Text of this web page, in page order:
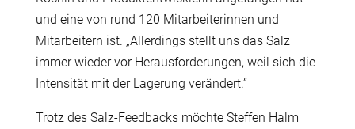
und eine von rund 120 Mitarbeiterinnen und
Mitarbeitern ist. „Allerdings stellt uns das Salz
immer wieder vor Herausforderungen, weil sich die
Intensität mit der Lagerung verändert.”
Trotz des Salz-Feedbacks möchte Steffen Halm